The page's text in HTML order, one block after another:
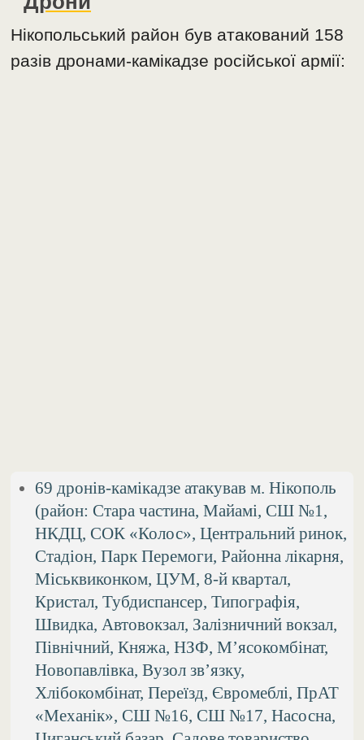
Hікопольський район був атакований 158
разів дронами-камікадзе російської армії:
69 дронів-камікадзе атакував м. Нікополь
(район: Стара частина, Майамі, СШ №1,
НКДЦ, СОК «Колос», Центральний ринок,
Стадіон, Парк Перемоги, Районна лікарня,
Міськвиконком, ЦУМ, 8-й квартал,
Кристал, Тубдиспансер, Типографія,
Швидка, Автовокзал, Залізничний вокзал,
Північний, Княжа, НЗФ, М’ясокомбінат,
Новопавлівка, Вузол зв’язку,
Хлібокомбінат, Переїзд, Євромеблі, ПрАТ
«Механік», СШ №16, СШ №17, Насосна,